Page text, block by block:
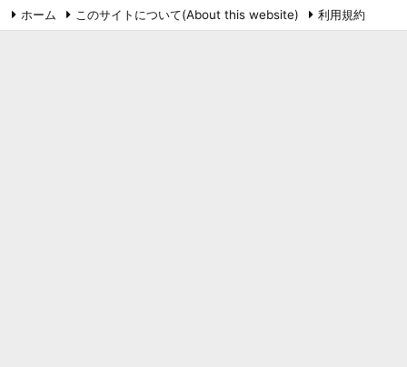
ホーム このサイトについて(About this website) 利用規約